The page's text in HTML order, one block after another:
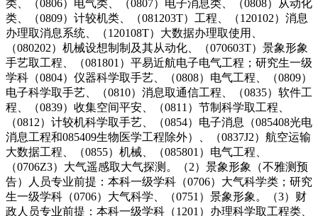
类、（0806）电气类、（0807）电子消息类、（0808）从动化
类、（0809）计较机类、（081203T）工程、（120102）消息
办理取消息系统、（120108T）大数据办理取使用、
（080202）机械设想制制及其从动化、（070603T）景象形象
手艺取工程、（081801）平易近航电子电气工程；研究生一级
学科（0804）仪器科学取手艺、（0808）电气工程、（0809）
电子科学取手艺、（0810）消息取通信工程、（0835）软件工
程、（0839）收集空间平安、（0811）节制科学取工程、
（0812）计较机科学取手艺、（0854）电子消息（085408光电
消息工程和085409生物医学工程除外）、（0837J2）航空运输
大数据工程、（0855）机械、（085801）电气工程、
（0706Z3）大气遥感取大气探测。（2）景象形象（不雅测预
告）人员专业前提：本科一级学科（0706）大气科学类；研究
生一级学科（0706）大气科学、（0751）景象形象。（3）财
政人员专业前提：本科一级学科（1201）办理科学取工程类、